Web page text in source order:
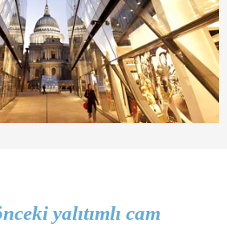
yalıtımlı cam